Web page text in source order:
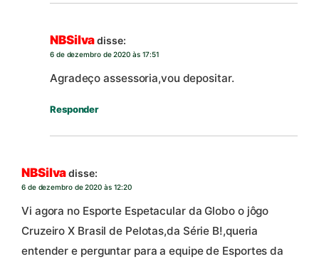
NBSilvadisse:
6 de dezembro de 2020 às 17:51
Agradeço assessoria,vou depositar.
Responder
NBSilvadisse:
6 de dezembro de 2020 às 12:20
Vi agora no Esporte Espetacular da Globo o jôgo
Cruzeiro X Brasil de Pelotas,da Série B!,queria
entender e perguntar para a equipe de Esportes da